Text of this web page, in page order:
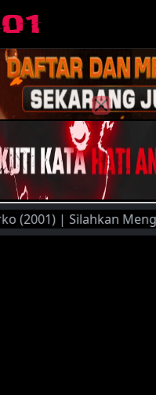
| Silahkan